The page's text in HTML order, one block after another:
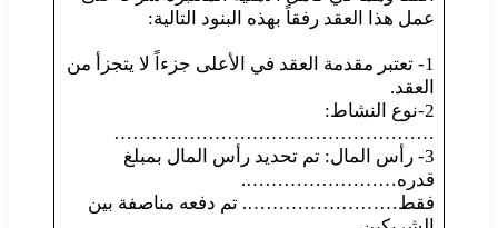
عمل هذا العقد رفقاً بهذه البنود التالية:
1- تعتبر مقدمة العقد في الأعلى جزءاً لا يتجزأ من
العقد.
2-نوع النشاط:
……………………………………………
3- رأس المال: تم تحديد رأس المال بمبلغ
قدره…………………….
فقط……………………. تم دفعه مناصفة بين